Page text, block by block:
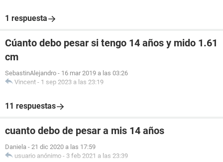
1 respuesta
Cúanto debo pesar si tengo 14 años y mido 1.61
cm
SebastinAlejandro - 16 mar 2019 a las 03:26
Vincent - 1 sep 2023 a las 23:19
11 respuestas
cuanto debo de pesar a mis 14 años
Daniela - 21 dic 2020 a las 17:59
usuario anónimo - 3 feb 2021 a las 23:39